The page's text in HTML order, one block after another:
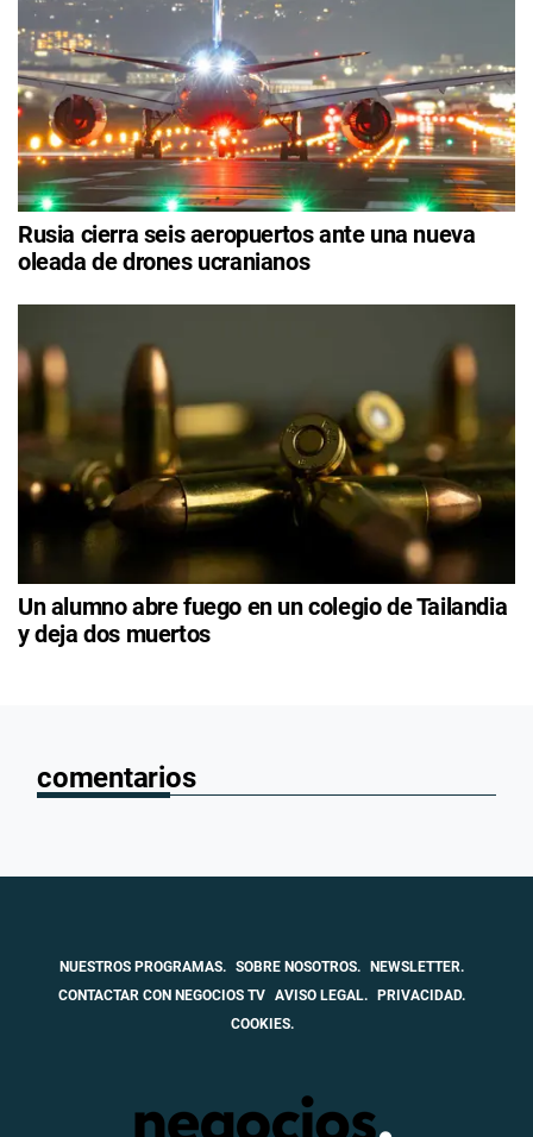
Rusia cierra seis aeropuertos ante una nueva
oleada de drones ucranianos
Un alumno abre fuego en un colegio de Tailandia
y deja dos muertos
comentarios
NUESTROS PROGRAMAS. SOBRE NOSOTROS.
NEWSLETTER.
CONTACTAR CON NEGOCIOS TV AVISO LEGAL.
PRIVACIDAD.
COOKIES.